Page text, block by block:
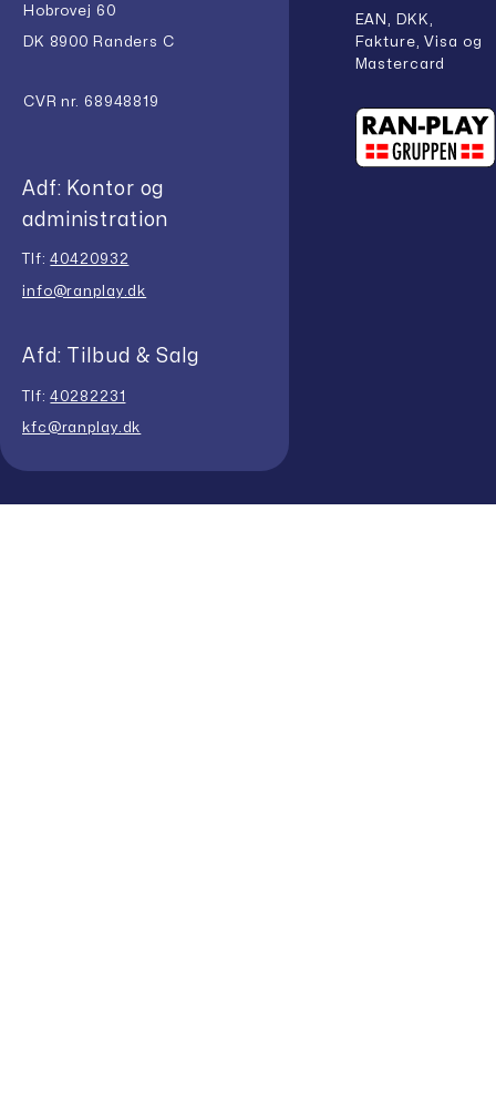
Hobrovej 60
DK 8900 Randers C
CVR nr. 68948819
Adf: Kontor og
administration
Tlf:40420932
info@ranplay.dk
Afd: Tilbud & Salg
Tlf:40282231
kfc@ranplay.dk
EAN, DKK,
Fakture, Visa og
Mastercard